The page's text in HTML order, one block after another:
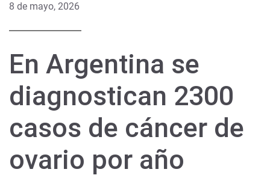
8 de mayo, 2026
En Argentina se
diagnostican 2300
casos de cáncer de
ovario por año